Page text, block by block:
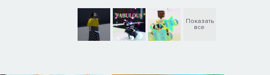
Показать
все